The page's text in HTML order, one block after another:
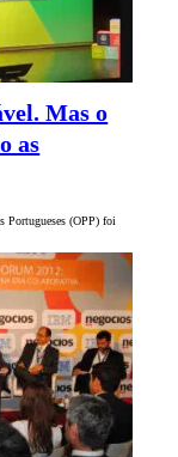
Mas o
as
Portugueses (OPP) foi